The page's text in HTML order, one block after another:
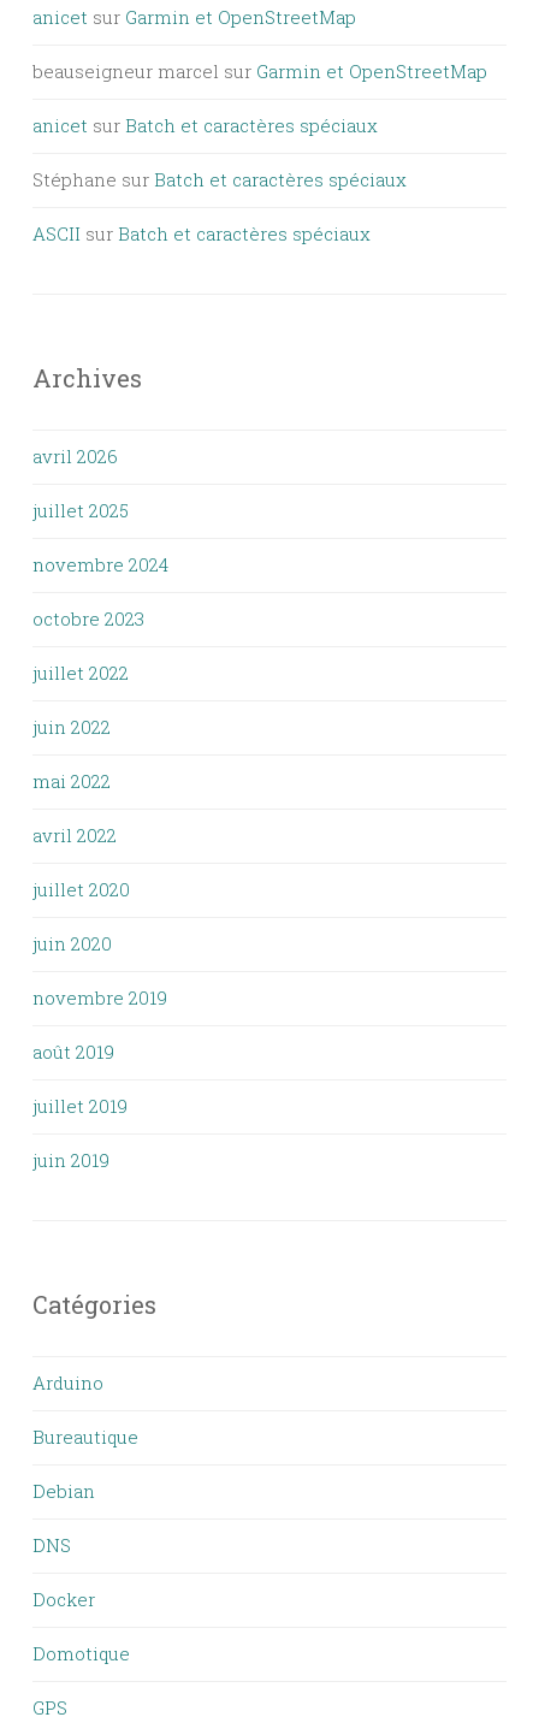
anicet sur Garmin et OpenStreetMap
beauseigneur marcel sur Garmin et OpenStreetMap
anicet sur Batch et caractères spéciaux
Stéphane sur Batch et caractères spéciaux
ASCII sur Batch et caractères spéciaux
Archives
avril 2026
juillet 2025
novembre 2024
octobre 2023
juillet 2022
juin 2022
mai 2022
avril 2022
juillet 2020
juin 2020
novembre 2019
août 2019
juillet 2019
juin 2019
Catégories
Arduino
Bureautique
Debian
DNS
Docker
Domotique
GPS